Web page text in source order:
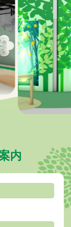
内